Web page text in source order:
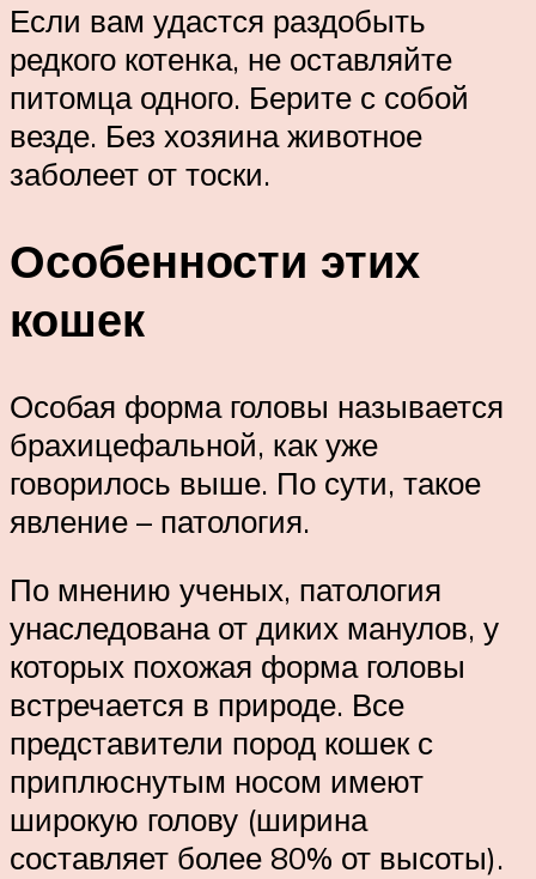
Если вам удастся раздобыть
редкого котенка, не оставляйте
питомца одного. Берите с собой
везде. Без хозяина животное
заболеет от тоски.
Особенности этих
кошек
Особая форма головы называется
брахицефальной, как уже
говорилось выше. По сути, такое
явление – патология.
По мнению ученых, патология
унаследована от диких манулов, у
которых похожая форма головы
встречается в природе. Все
представители пород кошек с
приплюснутым носом имеют
широкую голову (ширина
составляет более 80% от высоты).